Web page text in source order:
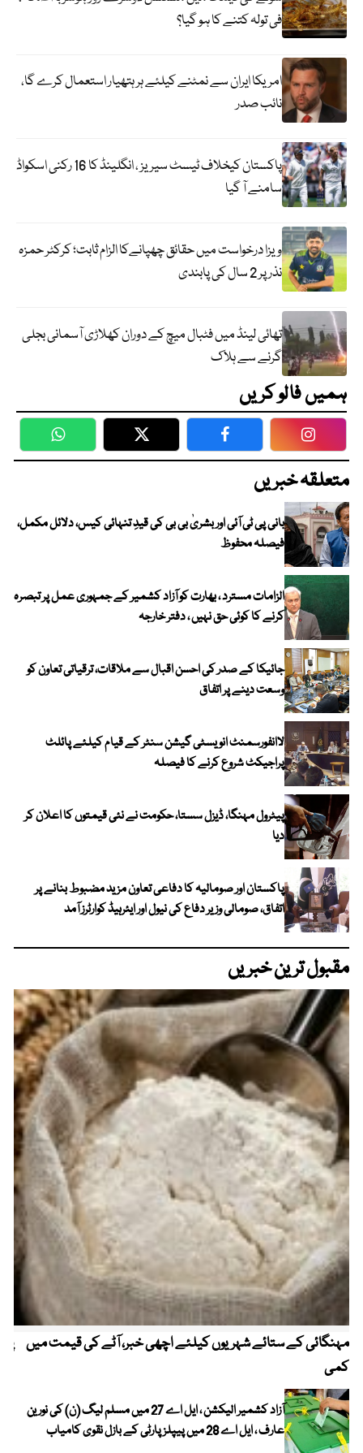
فی تولہ کتنے کا ہو گیا؟
امریکا ایران سے نمٹنے کیلئے ہر ہتھیار استعمال کرے گا،
نائب صدر
پاکستان کیخلاف ٹیسٹ سیریز ، انگلینڈ کا 16 رکنی اسکواڈ
سامنے آ گیا
ویزا درخواست میں حقائق چھپانےکا الزام ثابت؛ کرکٹر حمزہ
نذر پر 2 سال کی پابندی
تھائی لینڈ میں فٹبال میچ کے دوران کھلاڑی آسمانی بجلی
گرنے سے ہلاک
ہمیں فالو کریں
WhatsApp Twitter Facebook
متعلقہ خبریں
بانی پی ٹی آئی اور بشریٰ بی بی کی قیدِ تنہائی کیس، دلائل مکمل،
فیصلہ محفوظ
الزامات مسترد ، بھارت کو آزاد کشمیر کے جمہوری عمل پر تبصرہ
کرنے کا کوئی حق نہیں ، دفتر خارجہ
جائیکا کے صدر کی احسن اقبال سے ملاقات، ترقیاتی تعاون کو
وسعت دینے پر اتفاق
لاانفورسمنٹ انویسٹی گیشن سنٹر کے قیام کیلئے پائلٹ
پراجیکٹ شروع کرنے کا فیصلہ
پیٹرول مہنگا، ڈیزل سستا، حکومت نے نئی قیمتوں کا اعلان کر
دیا
پاکستان اور صومالیہ کا دفاعی تعاون مزید مضبوط بنانے پر
اتفاق، صومالی وزیر دفاع کی نیول اور ایئرہیڈ کوارٹرز آمد
مقبول ترین خبریں
مہنگائی کے ستائے شہریوں کیلئے اچھی خبر، آٹے کی قیمت میں
کمی
آزاد کشمیر الیکشن ، ایل اے 27 میں مسلم لیگ (ن) کی نورین
عارف ، ایل اے 28 میں پیپلز پارٹی کے بازل نقوی کامیاب